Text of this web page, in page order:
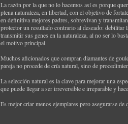
La razón por la que no lo hacemos así es porque
plena naturaleza, en libertad, con el objetivo de
en definitiva mejores padres, sobrevivan y
protector un resultado contrario al deseado:
transmitir sus genes en la naturaleza, al no ser lo
el motivo principal.
Muchos aficionados que compran diamantes de
pareja no procede de cría natural, sino de
La selección natural es la clave para mejorar una
que puede llegar a ser irreversible e irreparable y
Es mejor criar menos ejemplares pero asegurarse